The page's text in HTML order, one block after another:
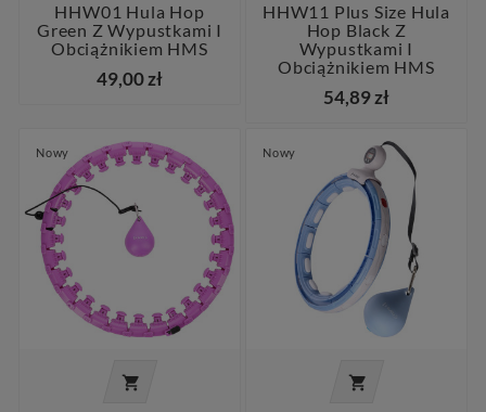
HHW01 Hula Hop
Green Z Wypustkami I
Obciążnikiem HMS
49,00 zł
HHW11 Plus Size Hula
Hop Black Z
Wypustkami I
Obciążnikiem HMS
54,89 zł
Nowy

Nowy
